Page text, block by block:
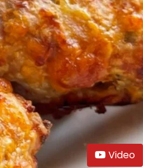
Video